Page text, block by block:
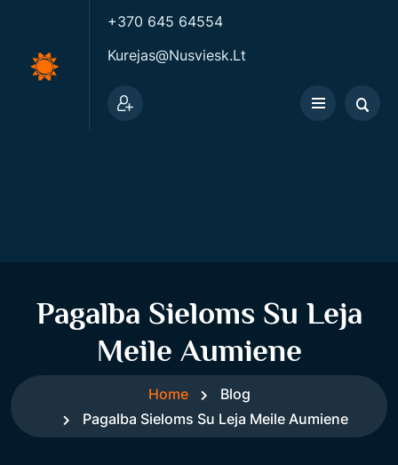
+370 645 64554
Kurejas@nusviesk.lt
Pagalba Sieloms Su Leja
Meile Aumiene
Home
Blog
Pagalba Sieloms Su Leja Meile Aumiene